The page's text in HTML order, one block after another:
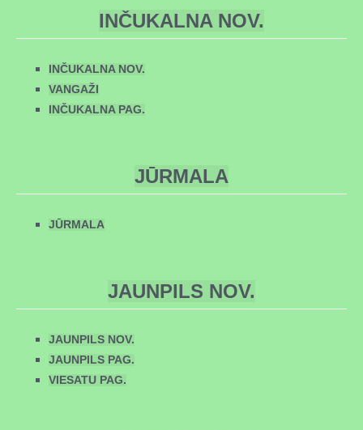
INČUKALNA NOV.
INČUKALNA NOV.
VANGAŽI
INČUKALNA PAG.
JŪRMALA
JŪRMALA
JAUNPILS NOV.
JAUNPILS NOV.
JAUNPILS PAG.
VIESATU PAG.